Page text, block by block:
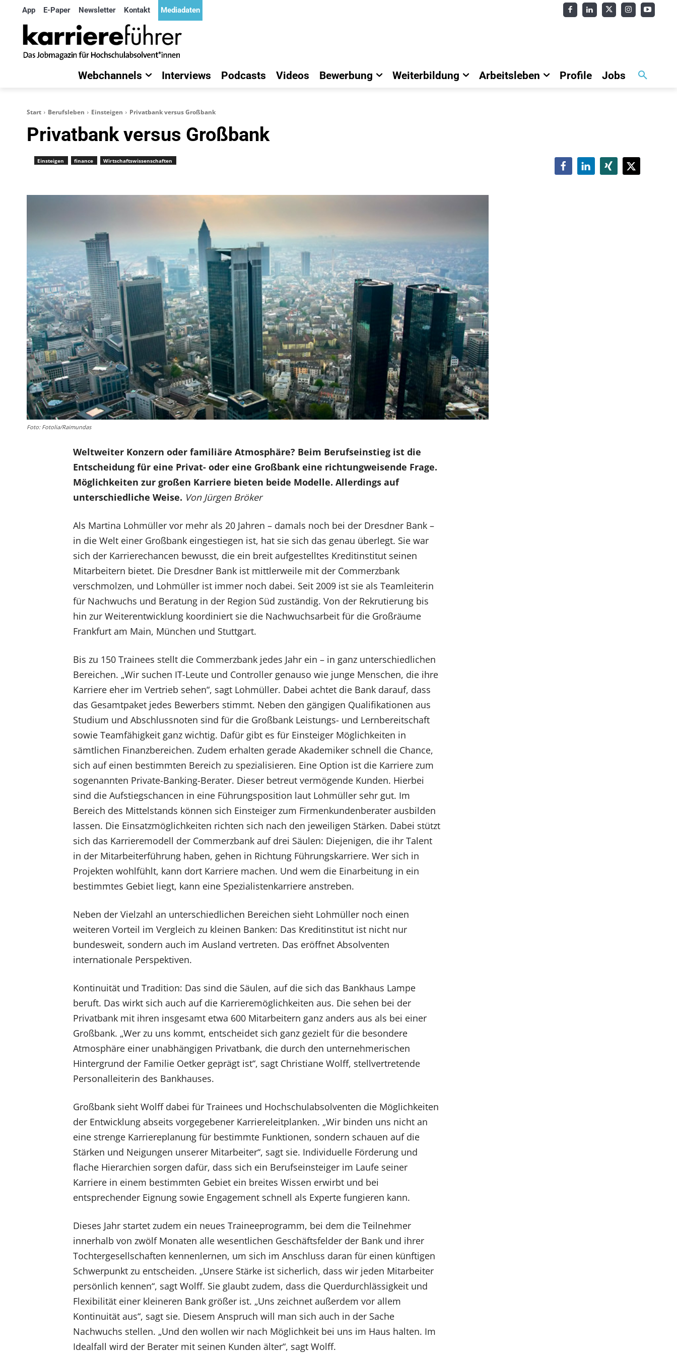
App E-Paper Newsletter Kontakt Mediadaten
Webchannels Interviews Podcasts Videos Bewerbung Weiterbildung Arbeitsleben Profile Jobs
Start Berufsleben Einsteigen Privatbank versus Großbank
Privatbank versus Großbank
Einsteigen finance Wirtschaftswissenschaften
Foto: Fotolia/Raimundas
Weltweiter Konzern oder familiäre Atmosphäre? Beim Berufseinstieg ist die
Entscheidung für eine Privat- oder eine Großbank eine richtungweisende Frage.
Möglichkeiten zur großen Karriere bieten beide Modelle. Allerdings auf
unterschiedliche Weise. Von Jürgen Bröker
Als Martina Lohmüller vor mehr als 20 Jahren – damals noch bei der Dresdner Bank –
in die Welt einer Großbank eingestiegen ist, hat sie sich das genau überlegt. Sie war
sich der Karrierechancen bewusst, die ein breit aufgestelltes Kreditinstitut seinen
Mitarbeitern bietet. Die Dresdner Bank ist mittlerweile mit der Commerzbank
verschmolzen, und Lohmüller ist immer noch dabei. Seit 2009 ist sie als Teamleiterin
für Nachwuchs und Beratung in der Region Süd zuständig. Von der Rekrutierung bis
hin zur Weiterentwicklung koordiniert sie die Nachwuchsarbeit für die Großräume
Frankfurt am Main, München und Stuttgart.
Bis zu 150 Trainees stellt die Commerzbank jedes Jahr ein – in ganz unterschiedlichen
Bereichen. „Wir suchen IT-Leute und Controller genauso wie junge Menschen, die ihre
Karriere eher im Vertrieb sehen“, sagt Lohmüller. Dabei achtet die Bank darauf, dass
das Gesamtpaket jedes Bewerbers stimmt. Neben den gängigen Qualifikationen aus
Studium und Abschlussnoten sind für die Großbank Leistungs- und Lernbereitschaft
sowie Teamfähigkeit ganz wichtig. Dafür gibt es für Einsteiger Möglichkeiten in
sämtlichen Finanzbereichen. Zudem erhalten gerade Akademiker schnell die Chance,
sich auf einen bestimmten Bereich zu spezialisieren. Eine Option ist die Karriere zum
sogenannten Private-Banking-Berater. Dieser betreut vermögende Kunden. Hierbei
sind die Aufstiegschancen in eine Führungsposition laut Lohmüller sehr gut. Im
Bereich des Mittelstands können sich Einsteiger zum Firmenkundenberater ausbilden
lassen. Die Einsatzmöglichkeiten richten sich nach den jeweiligen Stärken. Dabei stützt
sich das Karrieremodell der Commerzbank auf drei Säulen: Diejenigen, die ihr Talent
in der Mitarbeiterführung haben, gehen in Richtung Führungskarriere. Wer sich in
Projekten wohlfühlt, kann dort Karriere machen. Und wem die Einarbeitung in ein
bestimmtes Gebiet liegt, kann eine Spezialistenkarriere anstreben.
Neben der Vielzahl an unterschiedlichen Bereichen sieht Lohmüller noch einen
weiteren Vorteil im Vergleich zu kleinen Banken: Das Kreditinstitut ist nicht nur
bundesweit, sondern auch im Ausland vertreten. Das eröffnet Absolventen
internationale Perspektiven.
Kontinuität und Tradition: Das sind die Säulen, auf die sich das Bankhaus Lampe
beruft. Das wirkt sich auch auf die Karrieremöglichkeiten aus. Die sehen bei der
Privatbank mit ihren insgesamt etwa 600 Mitarbeitern ganz anders aus als bei einer
Großbank. „Wer zu uns kommt, entscheidet sich ganz gezielt für die besondere
Atmosphäre einer unabhängigen Privatbank, die durch den unternehmerischen
Hintergrund der Familie Oetker geprägt ist“, sagt Christiane Wolff, stellvertretende
Personalleiterin des Bankhauses.
Großbank sieht Wolff dabei für Trainees und Hochschulabsolventen die Möglichkeiten
der Entwicklung abseits vorgegebener Karriereleitplanken. „Wir binden uns nicht an
eine strenge Karriereplanung für bestimmte Funktionen, sondern schauen auf die
Stärken und Neigungen unserer Mitarbeiter“, sagt sie. Individuelle Förderung und
flache Hierarchien sorgen dafür, dass sich ein Berufseinsteiger im Laufe seiner
Karriere in einem bestimmten Gebiet ein breites Wissen erwirbt und bei
entsprechender Eignung sowie Engagement schnell als Experte fungieren kann.
Dieses Jahr startet zudem ein neues Traineeprogramm, bei dem die Teilnehmer
innerhalb von zwölf Monaten alle wesentlichen Geschäftsfelder der Bank und ihrer
Tochtergesellschaften kennenlernen, um sich im Anschluss daran für einen künftigen
Schwerpunkt zu entscheiden. „Unsere Stärke ist sicherlich, dass wir jeden Mitarbeiter
persönlich kennen“, sagt Wolff. Sie glaubt zudem, dass die Querdurchlässigkeit und
Flexibilität einer kleineren Bank größer ist. „Uns zeichnet außerdem vor allem
Kontinuität aus“, sagt sie. Diesem Anspruch will man sich auch in der Sache
Nachwuchs stellen. „Und den wollen wir nach Möglichkeit bei uns im Haus halten. Im
Idealfall wird der Berater mit seinen Kunden älter“, sagt Wolff.